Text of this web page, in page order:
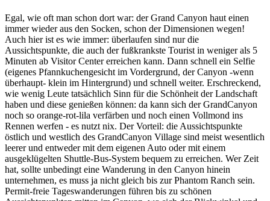
Egal, wie oft man schon dort war: der Grand Canyon haut einen
immer wieder aus den Socken, schon der Dimensionen wegen!
Auch hier ist es wie immer: überlaufen sind nur die
Aussichtspunkte, die auch der fußkrankste Tourist in weniger als 5
Minuten ab Visitor Center erreichen kann. Dann schnell ein Selfie
(eigenes Pfannkuchengesicht im Vordergrund, der Canyon -wenn
überhaupt- klein im Hintergrund) und schnell weiter. Erschreckend,
wie wenig Leute tatsächlich Sinn für die Schönheit der Landschaft
haben und diese genießen können: da kann sich der GrandCanyon
noch so orange-rot-lila verfärben und noch einen Vollmond ins
Rennen werfen - es nutzt nix. Der Vorteil: die Aussichtspunkte
östlich und westlich des GrandCanyon Village sind meist wesentlich
leerer und entweder mit dem eigenen Auto oder mit einem
ausgeklügelten Shuttle-Bus-System bequem zu erreichen. Wer Zeit
hat, sollte unbedingt eine Wanderung in den Canyon hinein
unternehmen, es muss ja nicht gleich bis zur Phantom Ranch sein.
Permit-freie Tageswanderungen führen bis zu schönen